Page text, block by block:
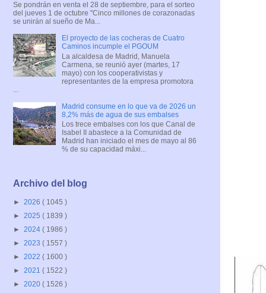
Se pondrán en venta el 28 de septiembre, para el sorteo
del jueves 1 de octubre "Cinco millones de corazonadas
se unirán al sueño de Ma...
El proyecto de las cocheras de Cuatro
Caminos incumple el PGOUM
La alcaldesa de Madrid, Manuela
Carmena, se reunió ayer (martes, 17
mayo) con los cooperativistas y
representantes de la empresa promotora
Madrid consume en lo que va de 2026 un
8,2% más de agua de sus embalses
Los trece embalses con los que Canal de
Isabel II abastece a la Comunidad de
Madrid han iniciado el mes de mayo al 86
% de su capacidad máxi...
Archivo del blog
► 2026 ( 1045 )
► 2025 ( 1839 )
► 2024 ( 1986 )
► 2023 ( 1557 )
► 2022 ( 1600 )
► 2021 ( 1522 )
► 2020 ( 1526 )